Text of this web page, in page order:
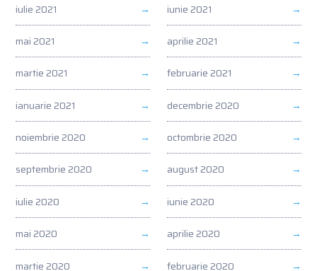
iulie 2021 iunie 2021
mai 2021 aprilie 2021
martie 2021 februarie 2021
ianuarie 2021 decembrie 2020
noiembrie 2020 octombrie 2020
septembrie 2020 august 2020
iulie 2020 iunie 2020
mai 2020 aprilie 2020
martie 2020 februarie 2020